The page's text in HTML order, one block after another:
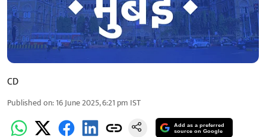
CD
Published on:16 June 2025, 6:21 pm IST
Add as a preferred
source on Google